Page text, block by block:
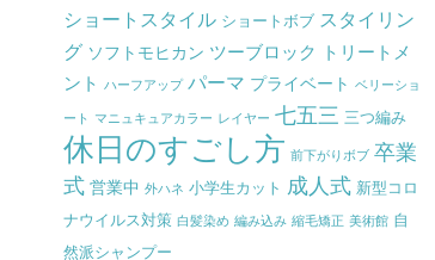
ショートスタイル ショートボブ スタイリン
グ ソフトモヒカン ツーブロック
トリートメ
ント
ハーフアップ パーマ プライベート ベリーショ
ート マニュキュアカラー レイヤー 七五三 三つ編み
休日のすごし方 前下がりボブ 卒業
式 営業中 外ハネ 小学生カット 成人式 新型コロ
ナウイルス対策 白髪染め 編み込み 縮毛矯正 美術館 自
然派シャンプー